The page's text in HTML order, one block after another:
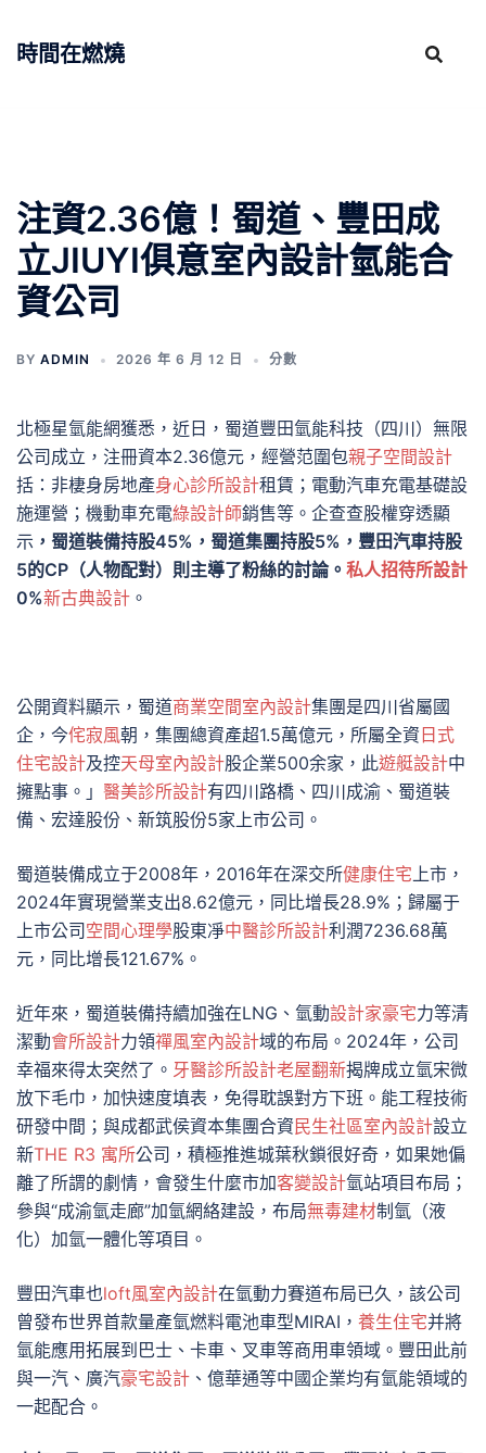
時間在燃燒
注資2.36億！蜀道、豐田成
立JIUYI俱意室內設計氫能合
資公司
BY ADMIN 2026 年 6 月 12 日 分數
北極星氫能網獲悉，近日，蜀道豐田氫能科技（四川）無限
公司成立，注冊資本2.36億元，經營范圍包親子空間設計
括：非棲身房地產身心診所設計租賃；電動汽車充電基礎設
施運營；機動車充電綠設計師銷售等。企查查股權穿透顯
示 ，蜀道裝備持股45%，蜀道集團持股5%，豐田汽車持股
5的CP（人物配對）則主導了粉絲的討論。 私人招待所設計
0%新古典設計 。
公開資料顯示，蜀道商業空間室內設計集團是四川省屬國
企，今侘寂風朝，集團總資產超1.5萬億元，所屬全資 日式
住宅設計及控天母室內設計股企業500余家，此遊艇設計中
擁點事。」 醫美診所設計有四川路橋、四川成渝、蜀道裝
備、宏達股份、新筑股份5家上市公司。
蜀道裝備成立于2008年，2016年在深交所健康住宅上市，
2024年實現營業支出8.62億元，同比增長28.9%；歸屬于
上市公司 空間心理學股東凈中醫診所設計利潤7236.68萬
元，同比增長121.67%。
近年來，蜀道裝備持續加強在LNG、氫動設計家豪宅力等清
潔動會所設計力領禪風室內設計域的布局。2024年，公司
幸福來得太突然了。 牙醫診所設計老屋翻新揭牌成立氫宋微
放下毛巾，加快速度填表，免得耽誤對方下班。能工程技術
研發中間；與成都武侯資本集團合資 民生社區室內設計設立
新THE R3 寓所公司，積極推進城葉秋鎖很好奇，如果她偏
離了所謂的劇情，會發生什麼市加客變設計氫站項目布局；
參與“成渝氫走廊”加氫網絡建設，布局無毒建材制氫（液
化）加氫一體化等項目。
豐田汽車也loft風室內設計在氫動力賽道布局已久，該公司
曾發布世界首款量產氫燃料電池車型MIRAI， 養生住宅并將
氫能應用拓展到巴士、卡車、叉車等商用車領域。豐田此前
與一汽、廣汽豪宅設計 、億華通等中國企業均有氫能領域的
一起配合。